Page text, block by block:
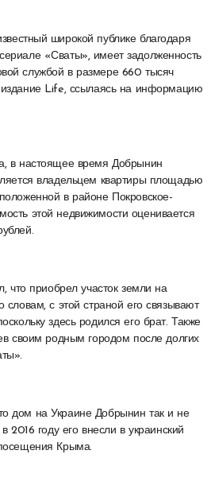
«Сваты», имеет задолженность
службой в размере 660 тысяч
Life, ссылаясь на информацию
в настоящее время Добрынин
владельцем квартиры площадью
в районе Покровское-
этой недвижимости оценивается
что приобрел участок земли на
словам, с этой страной его связывают
здесь родился его брат. Также
своим родным городом после долгих
дом на Украине Добрынин так и не
2016 году его внесли в украинский
Крыма.